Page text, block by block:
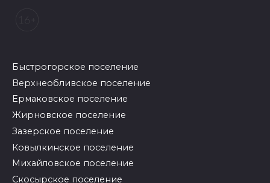
Быстрогорское поселение
Верхнеобливское поселение
Ермаковское поселение
Жирновское поселение
Зазерское поселение
Ковылкинское поселение
Михайловское поселение
Скосырское поселение